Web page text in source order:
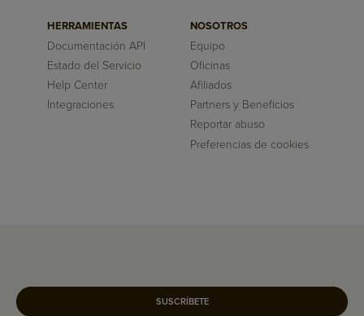
HERRAMIENTAS
Documentación API
Estado del Servicio
Help Center
Integraciones
NOSOTROS
Equipo
Oficinas
Afiliados
Partners y Beneficios
Reportar abuso
Preferencias de cookies
SUSCRÍBETE